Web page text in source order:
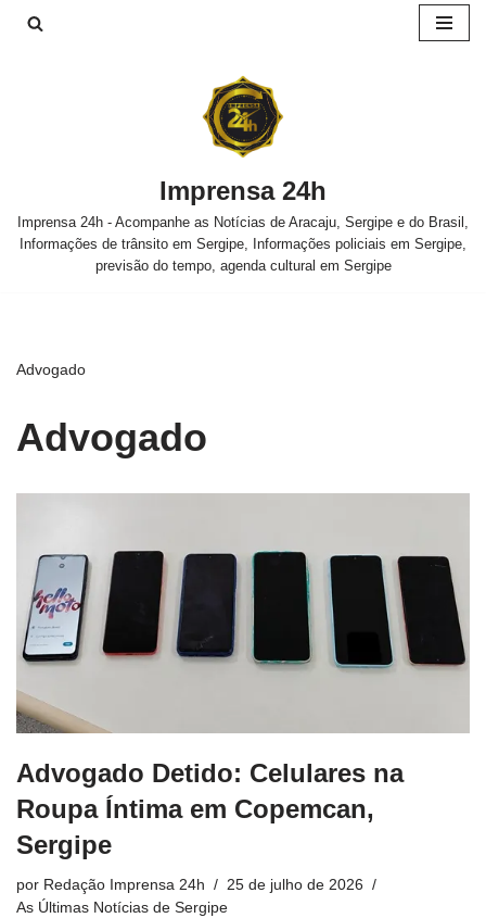
Imprensa 24h
Imprensa 24h - Acompanhe as Notícias de Aracaju, Sergipe e do Brasil,
Informações de trânsito em Sergipe, Informações policiais em Sergipe,
previsão do tempo, agenda cultural em Sergipe
Advogado
Advogado
Advogado Detido: Celulares na
Roupa Íntima em Copemcan,
Sergipe
por Redação Imprensa 24h
25 de julho de 2026
As Últimas Notícias de Sergipe